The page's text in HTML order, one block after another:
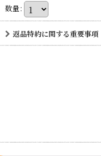
数量:
返品特約に関する重要事項